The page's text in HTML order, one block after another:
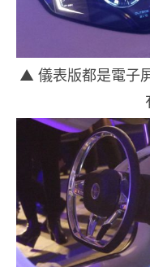
▲ 儀表版都是電子